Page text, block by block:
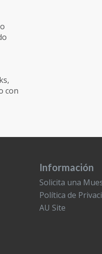
con
Información
Solicita una
Política de
AU Site